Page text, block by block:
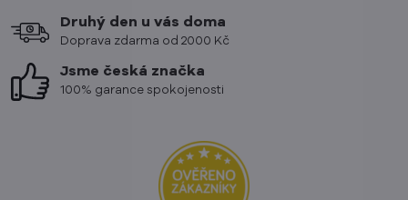
Druhý den u vás doma
Doprava zdarma od 2000 Kč
Jsme česká značka
100% garance spokojenosti